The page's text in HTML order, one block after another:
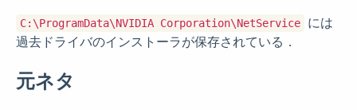
C:\ProgramData\NVIDIA Corporation\NetService
には
過去ドライバのインストーラが保存されている．
元ネタ